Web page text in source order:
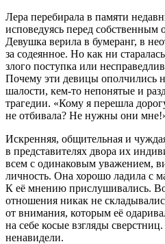
Лера перебирала в памяти
исповедуясь перед собственным
Девушка верила в бумеранг, в
за содеянное. Но как ни
злого поступка или
Почему эти девицы ополчились
шалости, кем-то непонятые и
трагедии. «Кому я перешла
не отбивала? Не нужны они
Искренняя, общительная и
в представителях двора их
всем с одинаковым уважением,
личность. Она хорошо ладила с
К еë мнению прислушивались.
отношения никак не
от внимания, которым еë
на себе косые взгляды
ненавидели.